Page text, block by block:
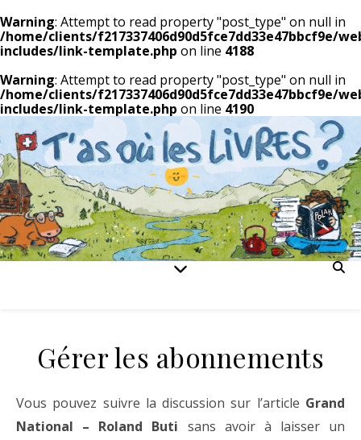
Warning: Attempt to read property "post_type" on null in
/home/clients/f217337406d90d5fce7dd33e47bbcf9e/
includes/link-template.php on line 4188
Warning: Attempt to read property "post_type" on null in
/home/clients/f217337406d90d5fce7dd33e47bbcf9e/
includes/link-template.php on line 4190
Gérer les abonnements
Vous pouvez suivre la discussion sur l’article Grand
National – Roland Buti sans avoir à laisser un